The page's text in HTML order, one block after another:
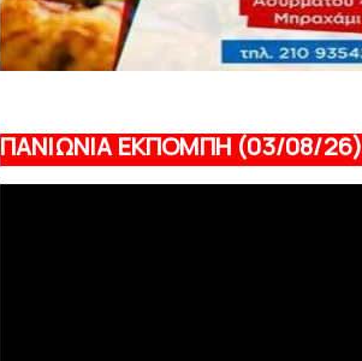
ΠΑΝΙΩΝΙΑ ΕΚΠΟΜΠΗ (03/08/26)